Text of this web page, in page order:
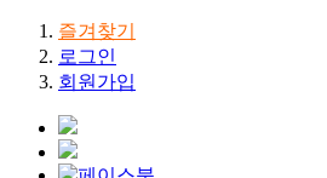
즐겨찾기
로그인
회원가입